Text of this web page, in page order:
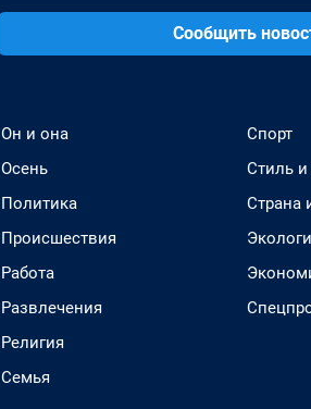
Сообщить
Он и она
Осень
Политика
Происшествия
Работа
Развлечения
Религия
Семья
Спорт
Стиль и
Страна